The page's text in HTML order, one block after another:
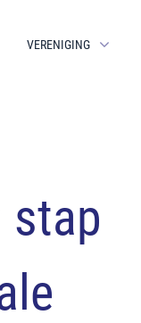
VERENIGING
stap